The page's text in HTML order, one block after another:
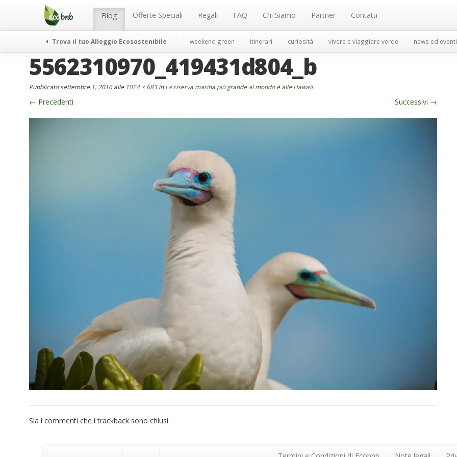
Menu Blog Offerte Speciali Regali FAQ Chi Siamo Partner Contatti
Trova il tuo Alloggio Ecosostenibile weekend green itinerari curiosità vivere e viaggiare verde news ed eventi
5562310970_419431d804_b
Pubblicatosettembre 1, 2016alle 1024 × 683inLa riserva marina più grande al mondo è alle Hawaii
← Precedenti Successivi →
Sia i commenti che i trackback sono chiusi.